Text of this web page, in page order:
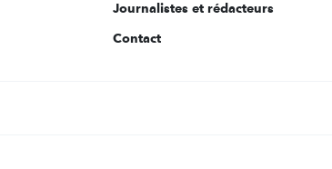
Journalistes et rédacteurs
Contact